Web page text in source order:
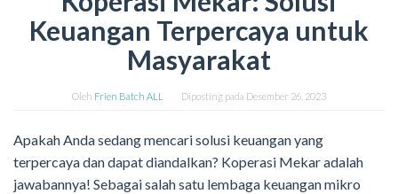
Keuangan Terpercaya untuk
Masyarakat
Oleh Frien Batch ALL Diposting pada Desember 26, 2023
Apakah Anda sedang mencari solusi keuangan yang
terpercaya dan dapat diandalkan? Koperasi Mekar adalah
jawabannya! Sebagai salah satu lembaga keuangan mikro